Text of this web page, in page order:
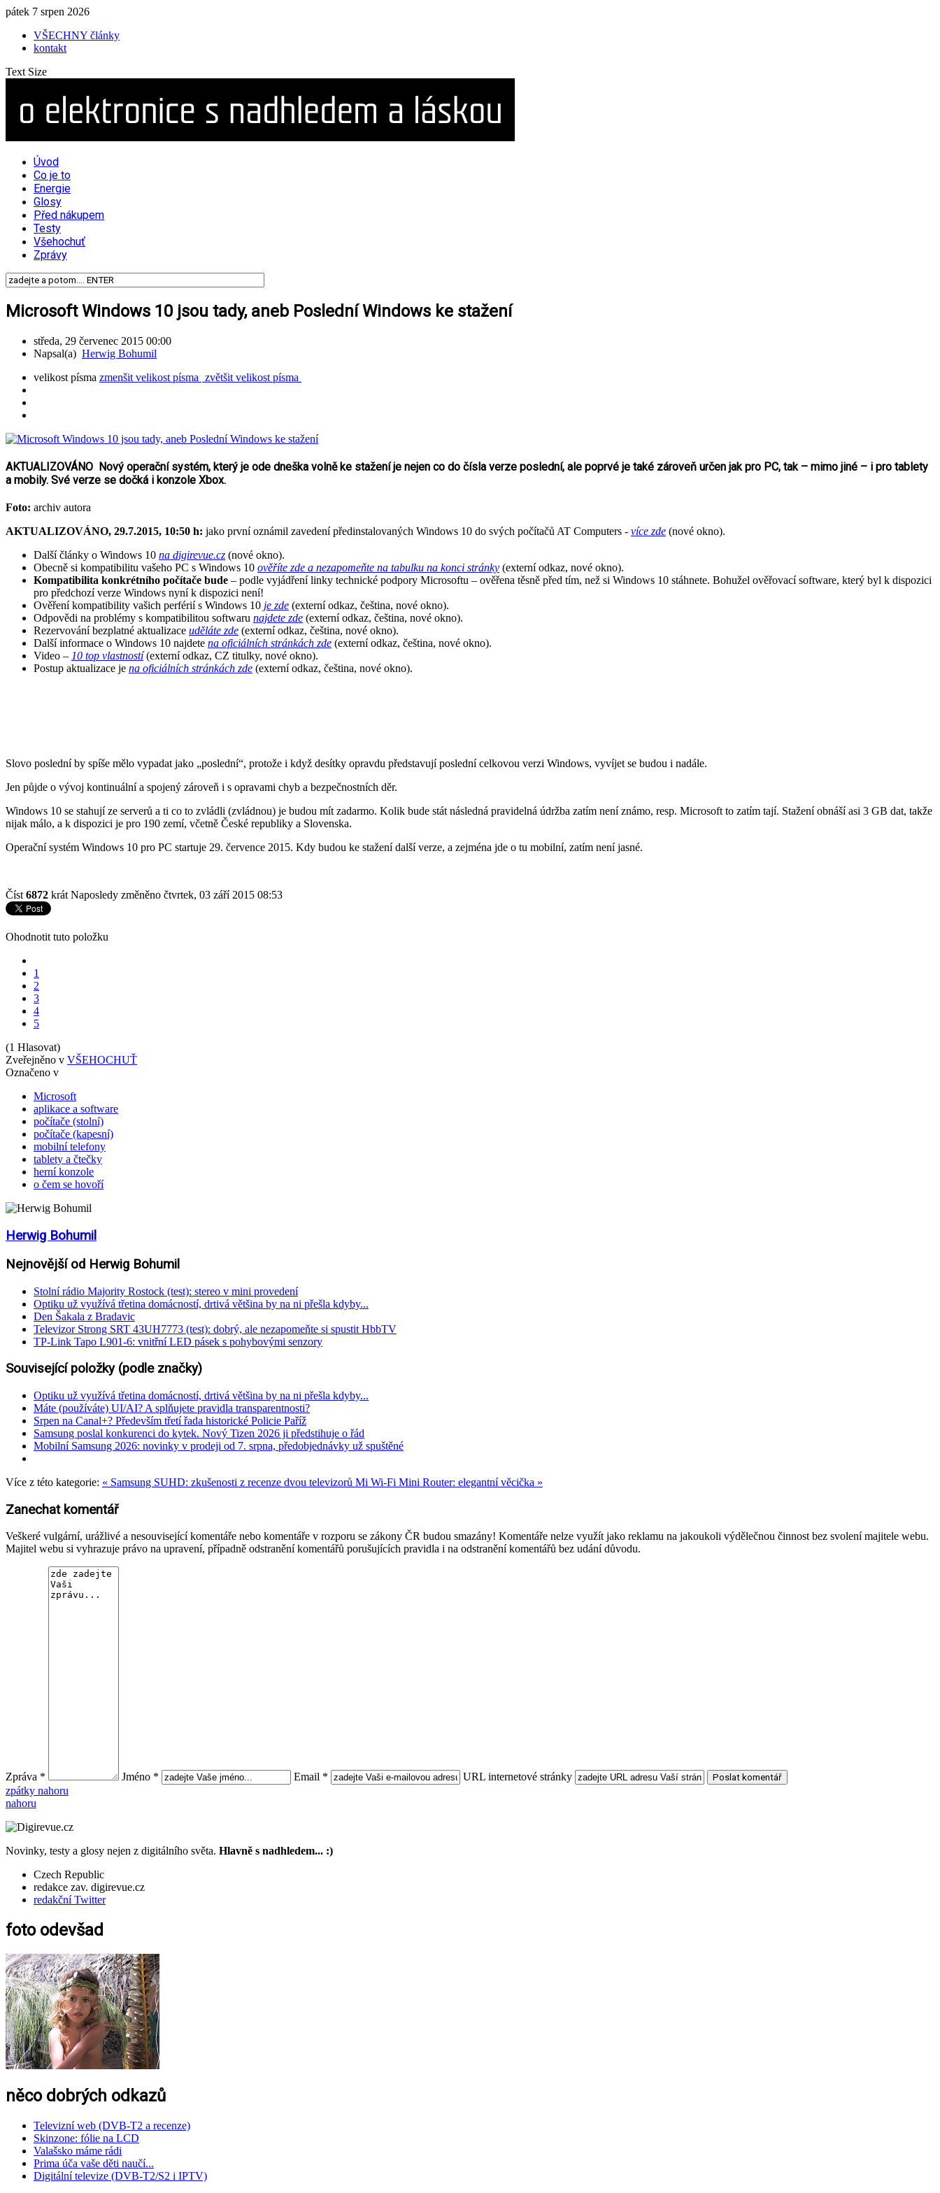
pátek 7 srpen 2026
VŠECHNY články
kontakt
Text Size
Úvod
Co je to
Energie
Glosy
Před nákupem
Testy
Všehochuť
Zprávy
Microsoft Windows 10 jsou tady, aneb Poslední Windows ke stažení
středa, 29 červenec 2015 00:00
Napsal(a) Herwig Bohumil
velikost písma zmenšit velikost písma zvětšit velikost písma
AKTUALIZOVÁNO Nový operační systém, který je ode dneška volně ke stažení je nejen co do čísla verze poslední, ale poprvé je také zároveň určen jak pro PC, tak – mimo jiné – i pro tablety
a mobily. Své verze se dočká i konzole Xbox.
Foto: archiv autora
AKTUALIZOVÁNO, 29.7.2015, 10:50 h: jako první oznámil zavedení předinstalovaných Windows 10 do svých počítačů AT Computers - více zde (nové okno).
Další články o Windows 10 na digirevue.cz (nové okno).
Obecně si kompatibilitu vašeho PC s Windows 10 ověříte zde a nezapomeňte na tabulku na konci stránky (externí odkaz, nové okno).
Kompatibilita konkrétního počítače bude – podle vyjádření linky technické podpory Microsoftu – ověřena těsně před tím, než si Windows 10 stáhnete. Bohužel ověřovací software, který byl k dispozici
pro předchozí verze Windows nyní k dispozici není!
Ověření kompatibility vašich perférií s Windows 10 je zde (externí odkaz, čeština, nové okno).
Odpovědi na problémy s kompatibilitou softwaru najdete zde (externí odkaz, čeština, nové okno).
Rezervování bezplatné aktualizace uděláte zde (externí odkaz, čeština, nové okno).
Další informace o Windows 10 najdete na oficiálních stránkách zde (externí odkaz, čeština, nové okno).
Video – 10 top vlastností(externí odkaz, CZ titulky, nové okno).
Postup aktualizace je na oficiálních stránkách zde (externí odkaz, čeština, nové okno).
Slovo poslední by spíše mělo vypadat jako „poslední“, protože i když desítky opravdu představují poslední celkovou verzi Windows, vyvíjet se budou i nadále.
Jen půjde o vývoj kontinuální a spojený zároveň i s opravami chyb a bezpečnostních děr.
Windows 10 se stahují ze serverů a ti co to zvládli (zvládnou) je budou mít zadarmo. Kolik bude stát následná pravidelná údržba zatím není známo, resp. Microsoft to zatím tají. Stažení obnáší asi 3 GB dat, takže
nijak málo, a k dispozici je pro 190 zemí, včetně České republiky a Slovenska.
Operační systém Windows 10 pro PC startuje 29. července 2015. Kdy budou ke stažení další verze, a zejména jde o tu mobilní, zatím není jasné.
Číst 6872 krát Naposledy změněno čtvrtek, 03 září 2015 08:53
Ohodnotit tuto položku
1
2
3
4
5
(1 Hlasovat)
Zveřejněno v VŠEHOCHUŤ
Označeno v
Microsoft
aplikace a software
počítače (stolní)
počítače (kapesní)
mobilní telefony
tablety a čtečky
herní konzole
o čem se hovoří
Herwig Bohumil
Nejnovější od Herwig Bohumil
Stolní rádio Majority Rostock (test): stereo v mini provedení
Optiku už využívá třetina domácností, drtivá většina by na ni přešla kdyby...
Den Šakala z Bradavic
Televizor Strong SRT 43UH7773 (test): dobrý, ale nezapomeňte si spustit HbbTV
TP-Link Tapo L901-6: vnitřní LED pásek s pohybovými senzory
Související položky (podle značky)
Optiku už využívá třetina domácností, drtivá většina by na ni přešla kdyby...
Máte (používáte) UI/AI? A splňujete pravidla transparentnosti?
Srpen na Canal+? Především třetí řada historické Policie Paříž
Samsung poslal konkurenci do kytek. Nový Tizen 2026 ji předstihuje o řád
Mobilní Samsung 2026: novinky v prodeji od 7. srpna, předobjednávky už spuštěné
Více z této kategorie: « Samsung SUHD: zkušenosti z recenze dvou televizorů Mi Wi-Fi Mini Router: elegantní věcička »
Zanechat komentář
Veškeré vulgární, urážlivé a nesouvisející komentáře nebo komentáře v rozporu se zákony ČR budou smazány! Komentáře nelze využít jako reklamu na jakoukoli výdělečnou činnost bez svolení majitele webu.
Majitel webu si vyhrazuje právo na upravení, případně odstranění komentářů porušujících pravidla i na odstranění komentářů bez udání důvodu.
Zpráva * Jméno * Email *
URL internetové stránky
zpátky nahoru
nahoru
Novinky, testy a glosy nejen z digitálního světa. Hlavně s nadhledem... :)
Czech Republic
redakce zav. digirevue.cz
redakční Twitter
foto odevšad
něco dobrých odkazů
Televizní web (DVB-T2 a recenze)
Skinzone: fólie na LCD
Valašsko máme rádi
Prima úča vaše děti naučí...
Digitální televize (DVB-T2/S2 i IPTV)